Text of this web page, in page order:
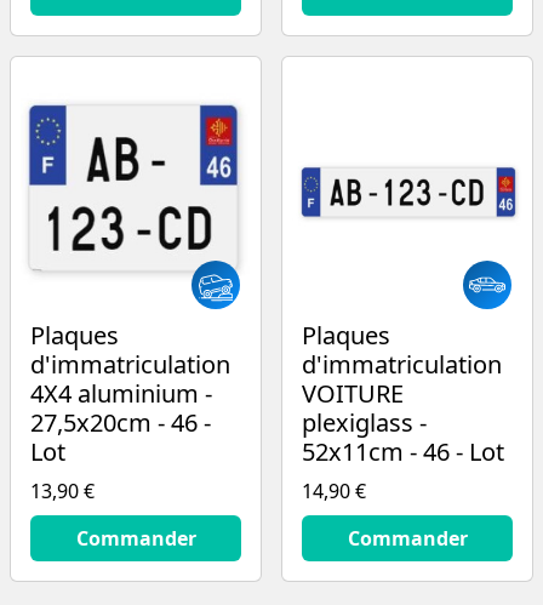
Plaques
d'immatriculation
4X4 aluminium -
27,5x20cm - 46 -
Lot
13,90 €
13.9
€Commander
Plaques
d'immatriculation
VOITURE
plexiglass -
52x11cm - 46 - Lot
14,90 €
14.9
€Commander